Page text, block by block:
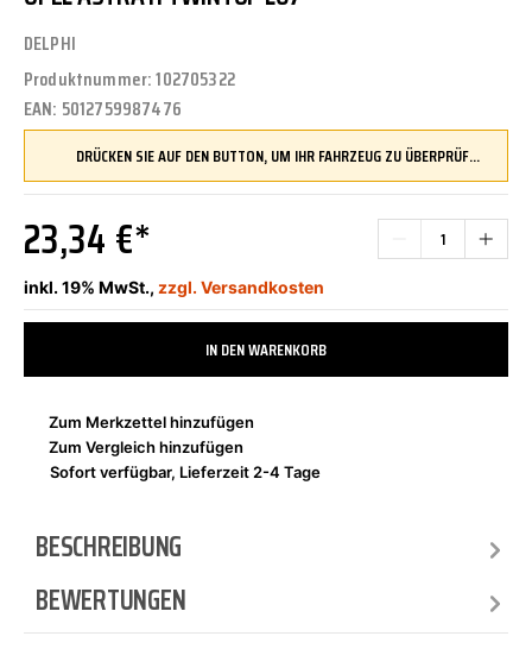
DELPHI
Produktnummer:102705322
EAN: 5012759987476
DRÜCKEN SIE AUF DEN BUTTON, UM IHR FAHRZEUG ZU ÜBERPRÜFEN UND SICHERZUSTELLEN, DASS DIESES TEIL KOMPATIBEL IST, BEVOR SIE ES BESTELLEN
23,34 €*
inkl. 19% MwSt., zzgl. Versandkosten
IN DEN WARENKORB
Zum Merkzettel hinzufügen
Zum Vergleich hinzufügen
Sofort verfügbar, Lieferzeit 2-4 Tage
BESCHREIBUNG
BEWERTUNGEN